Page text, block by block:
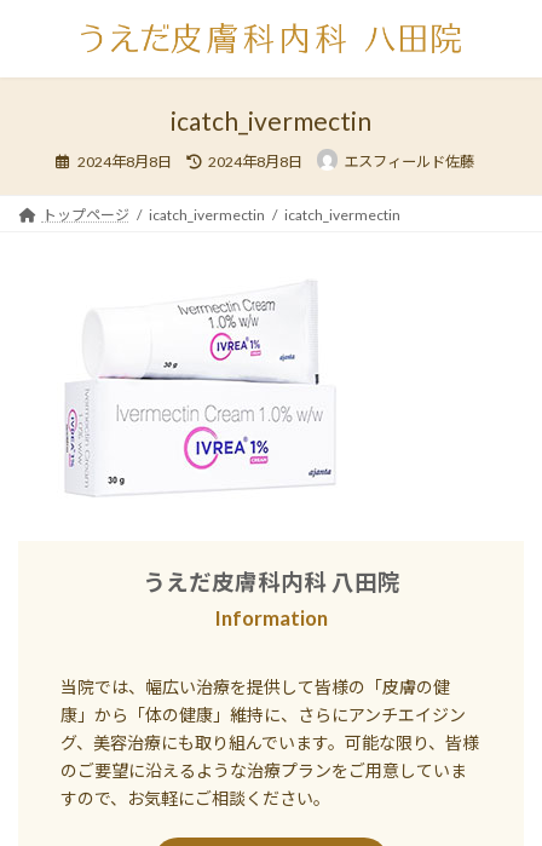
ン
ー
icatch_ivermectin
2024年8月8日
終
新
日
時
2024年8月8日 エスフィールド佐藤
トップページ icatch_ivermectin icatch_ivermectin
うえだ皮膚科内科 八田院
Information
当院では、幅広い治療を提供して皆様の「皮膚の健
康」から「体の健康」維持に、さらにアンチエイジン
グ、美容治療にも取り組んでいます。可能な限り、皆様
のご要望に沿えるような治療プランをご用意していま
すので、お気軽にご相談ください。